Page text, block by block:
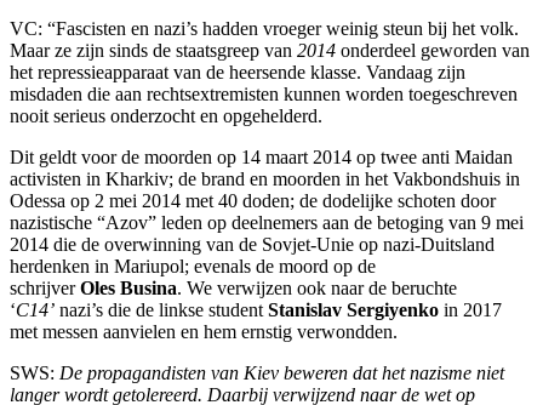
VC: “Fascisten en nazi’s hadden vroeger weinig steun bij het volk.
Maar ze zijn sinds de staatsgreep van 2014 onderdeel geworden van
het repressieapparaat van de heersende klasse. Vandaag zijn
misdaden die aan rechtsextremisten kunnen worden toegeschreven
nooit serieus onderzocht en opgehelderd.
Dit geldt voor de moorden op 14 maart 2014 op twee anti Maidan
activisten in Kharkiv; de brand en moorden in het Vakbondshuis in
Odessa op 2 mei 2014 met 40 doden; de dodelijke schoten door
nazistische “Azov” leden op deelnemers aan de betoging van 9 mei
2014 die de overwinning van de Sovjet-Unie op nazi-Duitsland
herdenken in Mariupol; evenals de moord op de
schrijverOles Busina. We verwijzen ook naar de beruchte
‘C14’ nazi’s die de linkse student Stanislav Sergiyenko in 2017
met messen aanvielen en hem ernstig verwondden.
SWS: De propagandisten van Kiev beweren dat het nazisme niet
langer wordt getolereerd. Daarbij verwijzend naar de wet op